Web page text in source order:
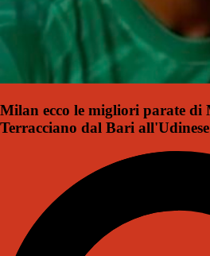
Milan ecco le migliori parate di
Terracciano dal Bari all'Udinese